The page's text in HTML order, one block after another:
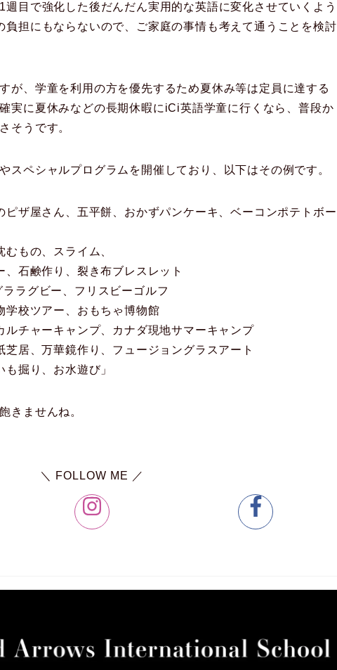
週目で強化した後だんだん実用的な英語に変化させていくよう
負担にもならないので、ご家庭の事情も考えて通うことを検討
が、学童を利用の方を優先するため夏休み等は定員に達する
実に夏休みなどの長期休暇にiCi英語学童に行くなら、普段か
そうです。
スペシャルプログラムを開催しており、以下はその例です。
ザ屋さん、五平餅、おかずパンケーキ、ベーコンポテトボー
もの、スライム、
石鹸作り、裂き布ブレスレット
ラグビー、フリスビーゴルフ
校ツアー、おもちゃ博物館
チャーキャンプ、カナダ現地サマーキャンプ
居、万華鏡作り、フュージョングラスアート
掘り、お水遊び」
きませんね。
＼ FOLLOW ME ／